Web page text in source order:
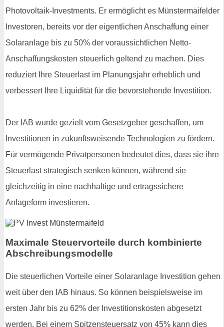
Photovoltaik-Investments. Er ermöglicht es Münstermaifelder
Investoren, bereits vor der eigentlichen Anschaffung einer
Solaranlage bis zu 50% der voraussichtlichen Netto-
Anschaffungskosten steuerlich geltend zu machen. Dies
reduziert Ihre Steuerlast im Planungsjahr erheblich und
verbessert Ihre Liquidität für die bevorstehende Investition.
Der IAB wurde gezielt vom Gesetzgeber geschaffen, um
Investitionen in zukunftsweisende Technologien zu fördern.
Für vermögende Privatpersonen bedeutet dies, dass sie ihre
Steuerlast strategisch senken können, während sie
gleichzeitig in eine nachhaltige und ertragssichere
Anlageform investieren.
Maximale Steuervorteile durch kombinierte
Abschreibungsmodelle
Die steuerlichen Vorteile einer Solaranlage Investition gehen
weit über den IAB hinaus. So können beispielsweise im
ersten Jahr bis zu 62% der Investitionskosten abgesetzt
werden. Bei einem Spitzensteuersatz von 45% kann dies